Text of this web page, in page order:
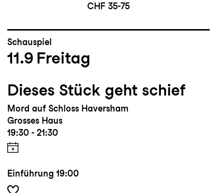
CHF 35-75
Schauspiel
11.9 Freitag
Dieses Stück geht schief
Mord auf Schloss Haversham
Grosses Haus
19:30 - 21:30
Einführung 19:00